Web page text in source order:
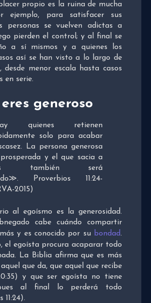
propio es la ruina de mucha
ejemplo, para satisfacer sus
personas se vuelven adictas a
pierden el control; y al final se
a sí mismos y a quienes los
así se han visto a lo largo de
desde menor escala hasta casos
en serie.
generoso
quienes retienen
solo para acabar
La persona generosa
y el que sacia a
también será
≫. Proverbios 11:24-
2015)
al egoísmo es la generosidad.
cabe cuándo compartir
y es conocido por su bondad.
el egoísta procura acaparar todo
La Biblia afirma que es más
que da, que aquel que recibe
y que ser egoísta no tiene
al final lo perderá todo
11:24).